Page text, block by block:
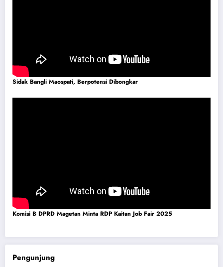
Sidak Bangli Maospati, Berpotensi Dibongkar
Komisi B DPRD Magetan Minta RDP Kaitan Job Fair 2025
Pengunjung